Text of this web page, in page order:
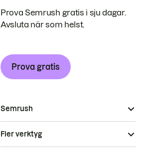
Prova Semrush gratis i sju dagar.
Avsluta när som helst.
Prova gratis
Semrush
Fler verktyg